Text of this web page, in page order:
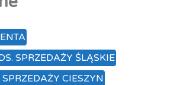
SPRZEDAŻY ŚLĄSKIE
CIESZYN